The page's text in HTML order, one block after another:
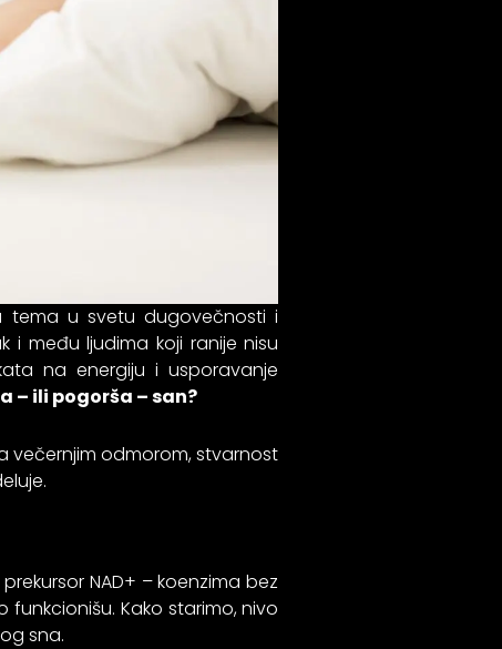
tema u svetu dugovečnosti i
i među ljudima koji ranije nisu
na energiju i usporavanje
– ili pogorša – san?
večernjim odmorom, stvarnost
NAD+ – koenzima bez
Kako starimo, nivo
sna.